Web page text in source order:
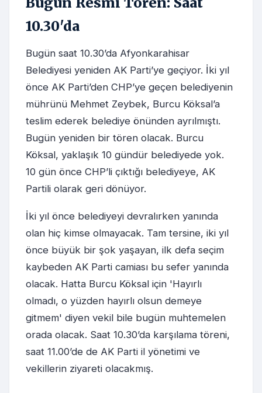
10.30'da
Bugün saat 10.30’da Afyonkarahisar
Belediyesi yeniden AK Parti’ye geçiyor. İki yıl
önce AK Parti’den CHP’ye geçen belediyenin
mührünü Mehmet Zeybek, Burcu Köksal’a
teslim ederek belediye önünden ayrılmıştı.
Bugün yeniden bir tören olacak. Burcu
Köksal, yaklaşık 10 gündür belediyede yok.
10 gün önce CHP’li çıktığı belediyeye, AK
Partili olarak geri dönüyor.
İki yıl önce belediyeyi devralırken yanında
olan hiç kimse olmayacak. Tam tersine, iki yıl
önce büyük bir şok yaşayan, ilk defa seçim
kaybeden AK Parti camiası bu sefer yanında
olacak. Hatta Burcu Köksal için 'Hayırlı
olmadı, o yüzden hayırlı olsun demeye
gitmem' diyen vekil bile bugün muhtemelen
orada olacak. Saat 10.30’da karşılama töreni,
saat 11.00’de de AK Parti il yönetimi ve
vekillerin ziyareti olacakmış.